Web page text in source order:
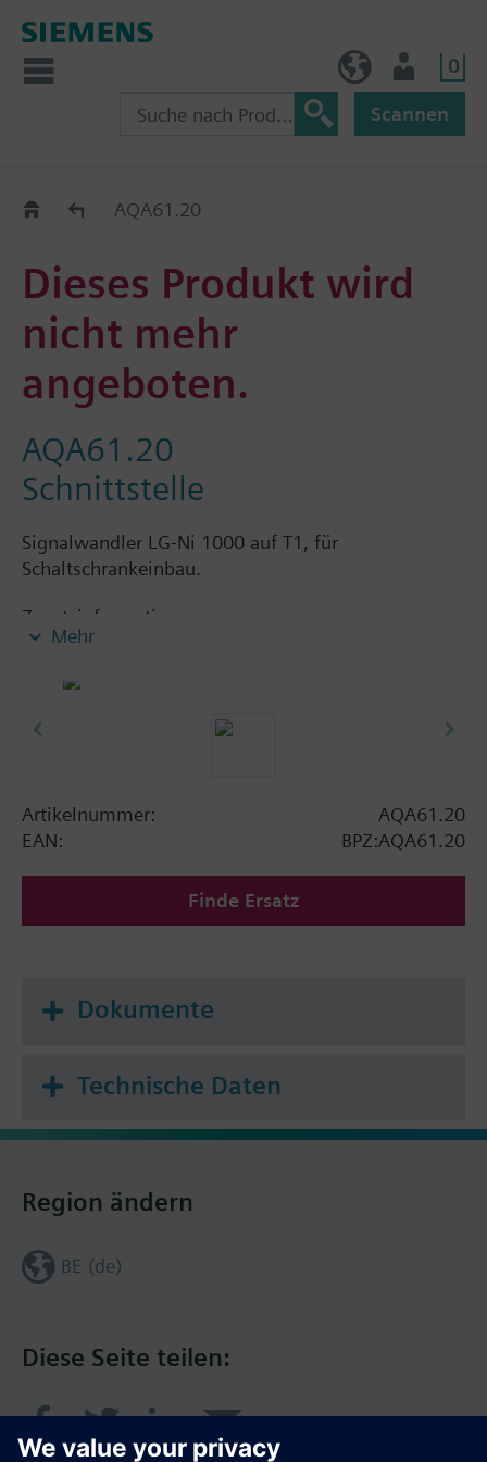
0
Scannen
Austauschhilfe
AQA61.20
Dieses Produkt wird
nicht mehr
angeboten.
AQA61.20
Schnittstelle
Signalwandler LG-Ni 1000 auf T1, für
Schaltschrankeinbau.
Zusatzinformation
Mit Trimmpotentiometer.
Mehr
Artikelnummer:
AQA61.20
EAN:
BPZ:AQA61.20
Finde Ersatz
Dokumente
Technische Daten
Diese Seite teilen:
Region ändern
BE (de)